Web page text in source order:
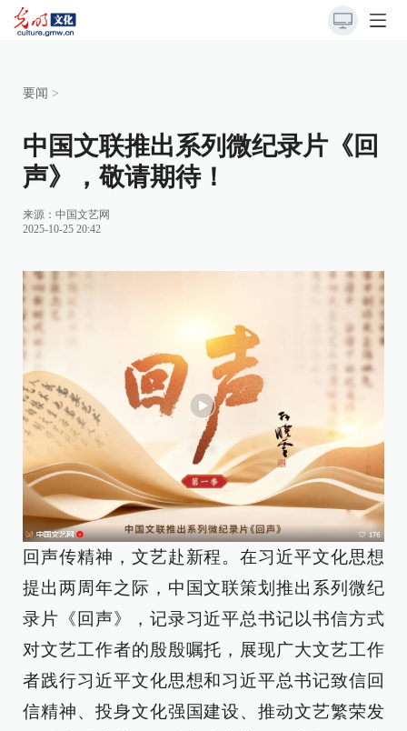
要闻 >
中国文联推出系列微纪录片《回
声》，敬请期待！
来源： 中国文艺网
2025-10-25 20:42
回声传精神，文艺赴新程。在习近平文化思想
提出两周年之际，中国文联策划推出系列微纪
录片《回声》，记录习近平总书记以书信方式
对文艺工作者的殷殷嘱托，展现广大文艺工作
者践行习近平文化思想和习近平总书记致信回
信精神、投身文化强国建设、推动文艺繁荣发